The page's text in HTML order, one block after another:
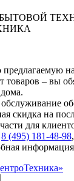
товаров – вы
скидка на
для
8 (495) 181-48-98